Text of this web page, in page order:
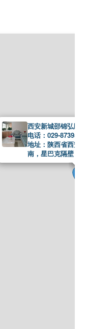
西安新城邵锦弘医
电话：029-
地址：陕西省西安
南，星巴克隔壁